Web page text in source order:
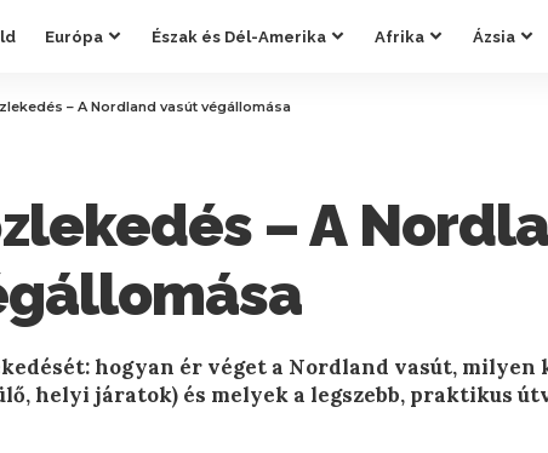
Európa Észak és Dél-Amerika Afrika Ázsia
– A Nordland vasút végállomása
– A
hogyan ér véget a Nordland vasút,
helyi járatok) és melyek a legszebb, praktikus